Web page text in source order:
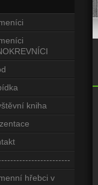
kniha
hřebci v